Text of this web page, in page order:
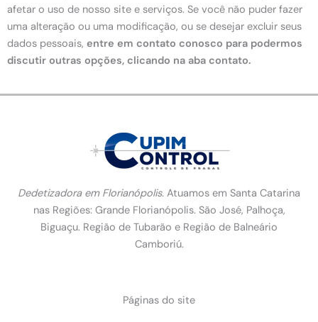
afetar o uso de nosso site e serviços. Se você não puder fazer
uma alteração ou uma modificação, ou se desejar excluir seus
dados pessoais, entre em contato conosco para podermos
discutir outras opções, clicando na aba contato.
Dedetizadora em Florianópolis. Atuamos em Santa Catarina
nas Regiões: Grande Florianópolis. São José, Palhoça,
Biguaçu. Região de Tubarão e Região de Balneário
Camboriú.
Páginas do site